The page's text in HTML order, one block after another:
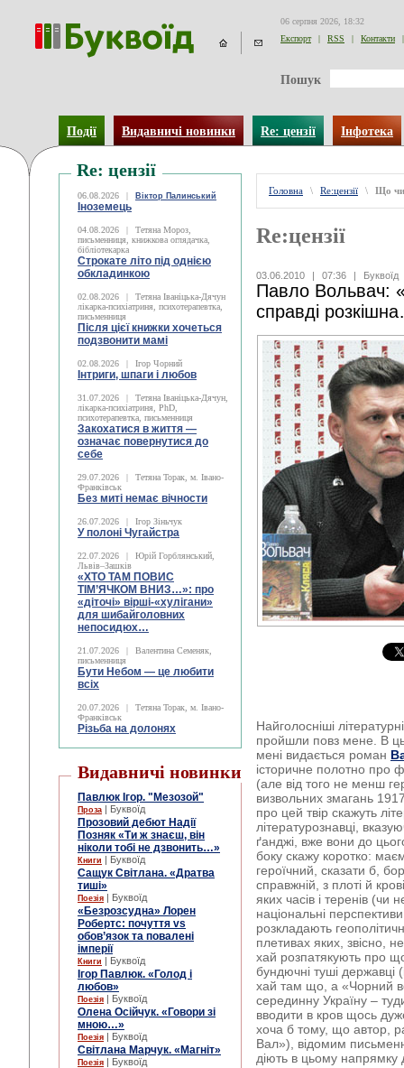
06 серпня 2026, 18:32
Експорт
| RSS | Контакти |
Пошук
Події Видавничі новинки Re: цензії Інфотека
Re: цензії
06.08.2026 | Віктор Палинський
Іноземець
04.08.2026 |
Тетяна Мороз,
письменниця, книжкова оглядачка,
бібліотекарка
Строкате літо під однією
обкладинкою
02.08.2026 |
Тетяна Іваніцька-Дячун
лікарка-психіатриня, психотерапевтка,
письменниця
Після цієї книжки хочеться
подзвонити мамі
02.08.2026 | Ігор Чорний
Інтриги, шпаги і любов
31.07.2026 |
Тетяна Іваніцька-Дячун,
лікарка-психіатриня, PhD,
психотерапевтка, письменниця
Закохатися в життя —
означає повернутися до
себе
29.07.2026 |
Тетяна Торак, м. Івано-
Франківськ
Без миті немає вічности
26.07.2026 | Ігор Зіньчук
У полоні Чугайстра
22.07.2026 |
Юрій Горблянський,
Львів–Зашків
«ХТО ТАМ ПОВИС
ТІМ’ЯЧКОМ ВНИЗ…»: про
«діточі» вірші-«хулігани»
для шибайголовних
непосидюх…
21.07.2026 |
Валентина Семеняк,
письменниця
Бути Небом ― це любити
всіх
20.07.2026 |
Тетяна Торак, м. Івано-
Франківськ
Різьба на долонях
Видавничі новинки
Павлюк Ігор. "Мезозой"
Проза | Буквоїд
Прозовий дебют Надії
Позняк «Ти ж знаєш, він
ніколи тобі не дзвонить…»
Книги | Буквоїд
Сащук Світлана. «Дратва
тиші»
Поезія | Буквоїд
«Безрозсудна» Лорен
Робертс: почуття vs
обов’язок та повалені
імперії
Книги | Буквоїд
Ігор Павлюк. «Голод і
любов»
Поезія | Буквоїд
Олена Осійчук. «Говори зі
мною…»
Поезія | Буквоїд
Світлана Марчук. «Магніт»
Поезія | Буквоїд
Головна \ Re:цензії \ Що
Re:цензії
03.06.2010 | 07:36 | Буквоїд
Павло Вольвач:
справді
Найголосніші
пройшли повз мене. В
мені видається роман
історичне полотно про
(але від того не менш
визвольних змагань
про цей твір скажуть
літературознавці,
ґанджі, вже вони до
боку скажу коротко:
героїчний, сказати б,
справжній, з плоті й
яких часів і теренів (чи
національні
розкладають
плетивах яких, звісно,
хай розпатякують про
бундючні туші державці
хай там що, а «Чорний
серединну Україну –
вводити в кров щось
хоча б тому, що автор,
Вал»), відомим
діють в цьому